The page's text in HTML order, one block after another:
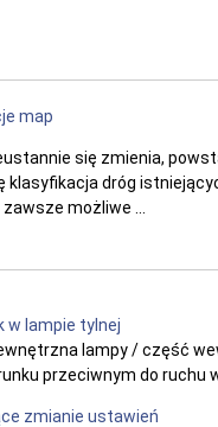
map
się zmienia,
klasyfikacja dróg
możliwe ...
w lampie tylnej
lampy / część
przeciwnym do ruchu
zmianie ustawień